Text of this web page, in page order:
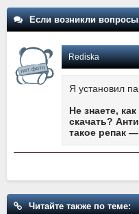
Если возникли
Rediska
Я установил
Не знаете,
скачать?
такое репак —
Читайте также по теме: